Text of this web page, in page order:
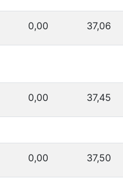
0,00 37,06
0,00 37,45
0,00 37,50